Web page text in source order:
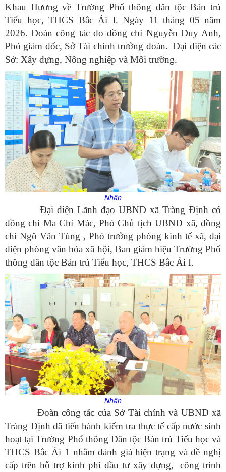
Khau Hương về Trường Phổ thông dân tộc Bán trú
Tiểu học, THCS Bắc Ái I. Ngày 11 tháng 05 năm
2026. Đoàn công tác do đồng chí Nguyễn Duy Anh,
Phó giám đốc, Sở Tài chính trưởng đoàn. Đại diện các
Sở: Xây dựng, Nông nghiệp và Môi trường.
Nhãn
Đại diện Lãnh đạo UBND xã Tràng Định có
đồng chí Ma Chí Mác, Phó Chủ tịch UBND xã, đồng
chí Ngô Văn Tùng , Phó trưởng phòng kinh tế xã, đại
diện phòng văn hóa xã hội, Ban giám hiệu Trường Phổ
thông dân tộc Bán trú Tiểu học, THCS Bắc Ái I.
Nhãn
Đoàn công tác của Sở Tài chính và UBND xã
Tràng Định đã tiến hành kiểm tra thực tế cấp nước sinh
hoạt tại Trường Phổ thông Dân tộc Bán trú Tiểu học và
THCS Bắc Ái 1 nhằm đánh giá hiện trạng và đề nghị
cấp trên hỗ trợ kinh phí đầu tư xây dựng, công trình